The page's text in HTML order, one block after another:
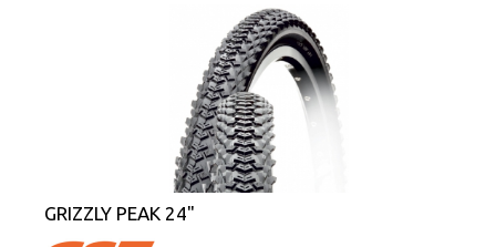
GRIZZLY PEAK 24"